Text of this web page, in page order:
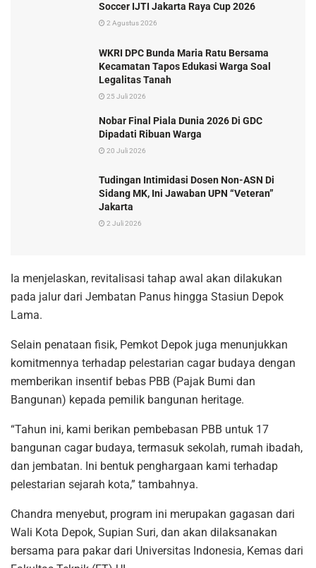
Soccer IJTI Jakarta Raya Cup 2026
2 Agustus 2026
WKRI DPC Bunda Maria Ratu Bersama
Kecamatan Tapos Edukasi Warga Soal
Legalitas Tanah
25 Juli 2026
Nobar Final Piala Dunia 2026 Di GDC
Dipadati Ribuan Warga
20 Juli 2026
Tudingan Intimidasi Dosen Non-ASN Di
Sidang MK, Ini Jawaban UPN “Veteran”
Jakarta
2 Juli 2026
Ia menjelaskan, revitalisasi tahap awal akan dilakukan
pada jalur dari Jembatan Panus hingga Stasiun Depok
Lama.
Selain penataan fisik, Pemkot Depok juga menunjukkan
komitmennya terhadap pelestarian cagar budaya dengan
memberikan insentif bebas PBB (Pajak Bumi dan
Bangunan) kepada pemilik bangunan heritage.
“Tahun ini, kami berikan pembebasan PBB untuk 17
bangunan cagar budaya, termasuk sekolah, rumah ibadah,
dan jembatan. Ini bentuk penghargaan kami terhadap
pelestarian sejarah kota,” tambahnya.
Chandra menyebut, program ini merupakan gagasan dari
Wali Kota Depok, Supian Suri, dan akan dilaksanakan
bersama para pakar dari Universitas Indonesia, Kemas dari